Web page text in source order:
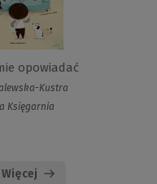
opowiadać
Kustra
Księgarnia
Więcej